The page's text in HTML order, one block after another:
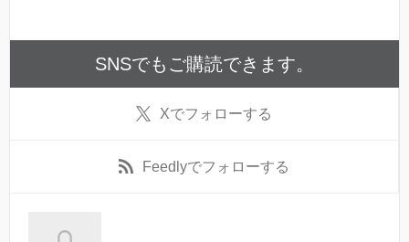
SNSでもご購読できます。
Xでフォローする
Feedlyでフォローする